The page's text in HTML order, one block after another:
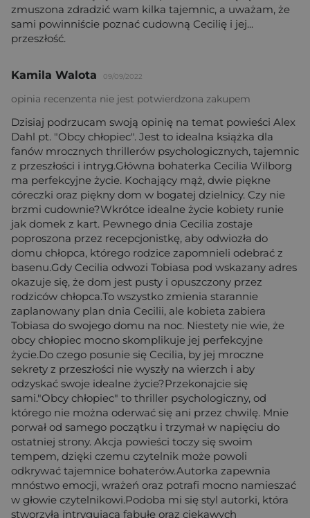
zmuszona zdradzić wam kilka tajemnic, a uważam, że
sami powinniście poznać cudowną Cecilię i jej...
przeszłość.
Kamila Walota 09/09/2022
opinia recenzenta nie jest potwierdzona zakupem
Dzisiaj podrzucam swoją opinię na temat powieści Alex
Dahl pt. "Obcy chłopiec". Jest to idealna książka dla
fanów mrocznych thrillerów psychologicznych, tajemnic
z przeszłości i intryg.Główna bohaterka Cecilia Wilborg
ma perfekcyjne życie. Kochający mąż, dwie piękne
córeczki oraz piękny dom w bogatej dzielnicy. Czy nie
brzmi cudownie?Wkrótce idealne życie kobiety runie
jak domek z kart. Pewnego dnia Cecilia zostaje
poproszona przez recepcjonistkę, aby odwiozła do
domu chłopca, którego rodzice zapomnieli odebrać z
basenu.Gdy Cecilia odwozi Tobiasa pod wskazany adres
okazuje się, że dom jest pusty i opuszczony przez
rodziców chłopca.To wszystko zmienia starannie
zaplanowany plan dnia Cecilii, ale kobieta zabiera
Tobiasa do swojego domu na noc. Niestety nie wie, że
obcy chłopiec mocno skomplikuje jej perfekcyjne
życie.Do czego posunie się Cecilia, by jej mroczne
sekrety z przeszłości nie wyszły na wierzch i aby
odzyskać swoje idealne życie?Przekonajcie się
sami."Obcy chłopiec" to thriller psychologiczny, od
którego nie można oderwać się ani przez chwilę. Mnie
porwał od samego początku i trzymał w napięciu do
ostatniej strony. Akcja powieści toczy się swoim
tempem, dzięki czemu czytelnik może powoli
odkrywać tajemnice bohaterów.Autorka zapewnia
mnóstwo emocji, wrażeń oraz potrafi mocno namieszać
w głowie czytelnikowi.Podoba mi się styl autorki, która
stworzyła intrygującą fabułę oraz ciekawych